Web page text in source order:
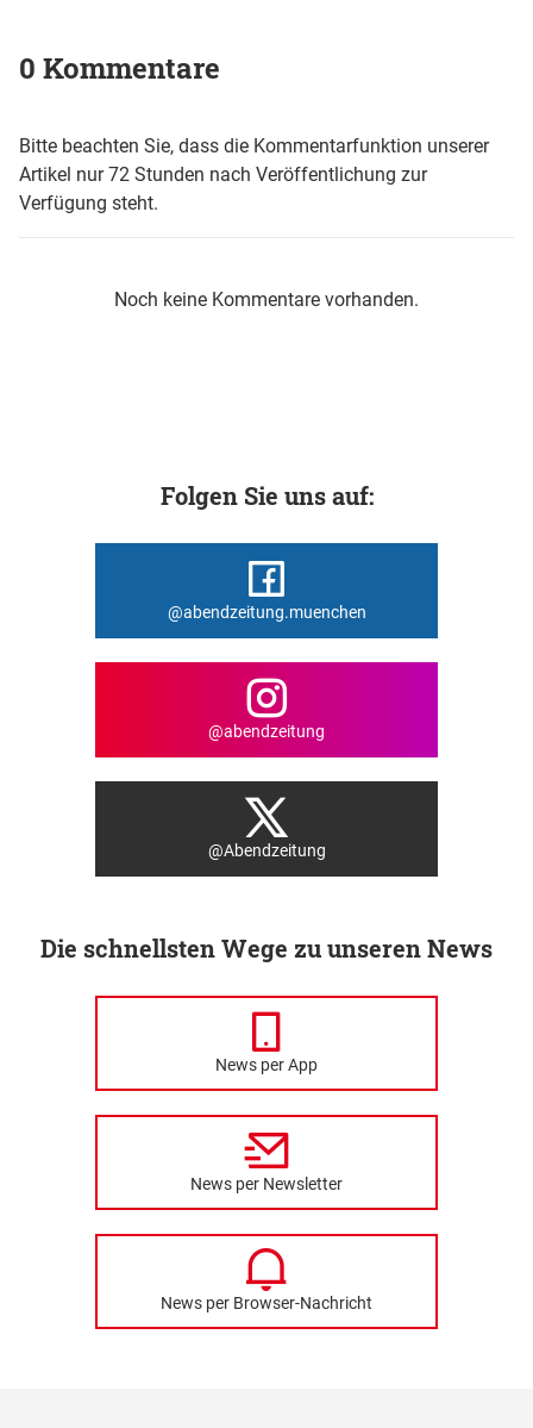
0 Kommentare
Bitte beachten Sie, dass die Kommentarfunktion unserer
Artikel nur 72 Stunden nach Veröffentlichung zur
Verfügung steht.
Noch keine Kommentare vorhanden.
Folgen Sie uns auf:
@abendzeitung.muenchen
@abendzeitung
@Abendzeitung
Die schnellsten Wege zu unseren News
News per App
News per Newsletter
News per Browser-Nachricht